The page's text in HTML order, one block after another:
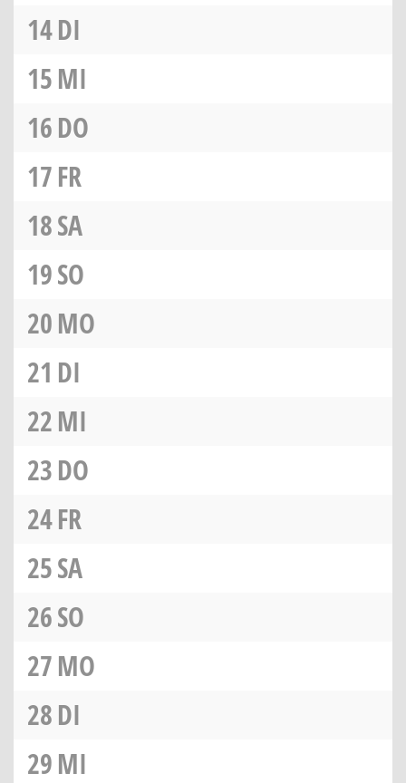
14DI
15MI
16DO
17FR
18SA
19SO
20MO
21 DI
22MI
23DO
24FR
25SA
26SO
27MO
28DI
29MI